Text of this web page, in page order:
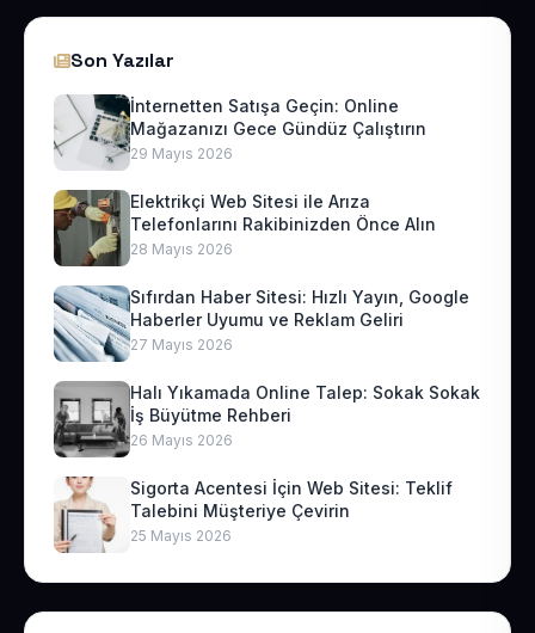
Son Yazılar
İnternetten Satışa Geçin: Online
Mağazanızı Gece Gündüz Çalıştırın
29 Mayıs 2026
Elektrikçi Web Sitesi ile Arıza
Telefonlarını Rakibinizden Önce Alın
28 Mayıs 2026
Sıfırdan Haber Sitesi: Hızlı Yayın, Google
Haberler Uyumu ve Reklam Geliri
27 Mayıs 2026
Halı Yıkamada Online Talep: Sokak Sokak
İş Büyütme Rehberi
26 Mayıs 2026
Sigorta Acentesi İçin Web Sitesi: Teklif
Talebini Müşteriye Çevirin
25 Mayıs 2026